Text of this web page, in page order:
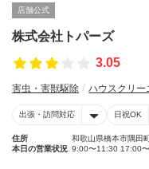
店舗公式
株式会社トパーズ
3.05
害虫・害獣駆除 ハウスクリー
出張・訪問対応 日祝OK
住所
和歌山県橋本市隅田
本日の営業状況 9:00〜11:30 17:00